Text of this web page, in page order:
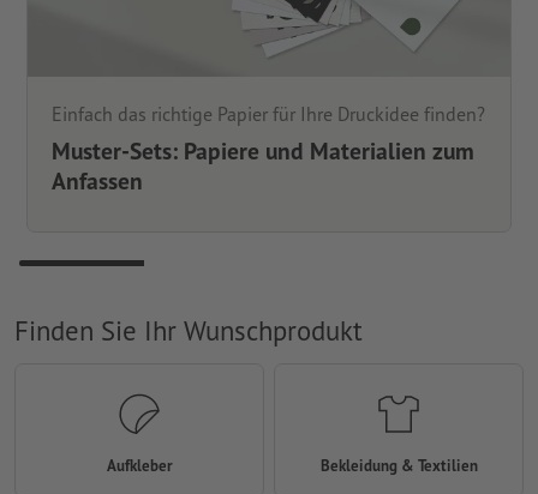
Einfach das richtige Papier für Ihre Druckidee finden?
Muster-Sets: Papiere und Materialien zum
Anfassen
Finden Sie Ihr Wunschprodukt
Aufkleber Bekleidung & Textilien